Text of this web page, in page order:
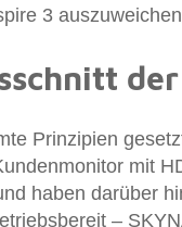
3
Prinzipien
mit
haben darüber
–